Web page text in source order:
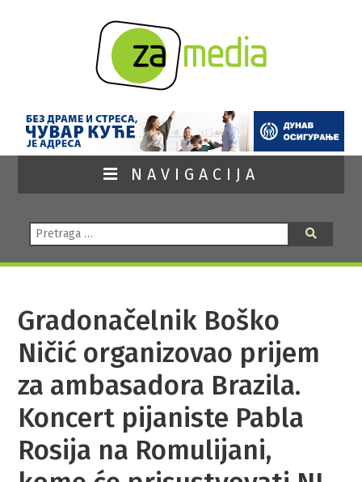
NAVIGACIJA
Pretraga:
Gradonačelnik Boško
Ničić organizovao prijem
za ambasadora Brazila.
Koncert pijaniste Pabla
Rosija na Romulijani,